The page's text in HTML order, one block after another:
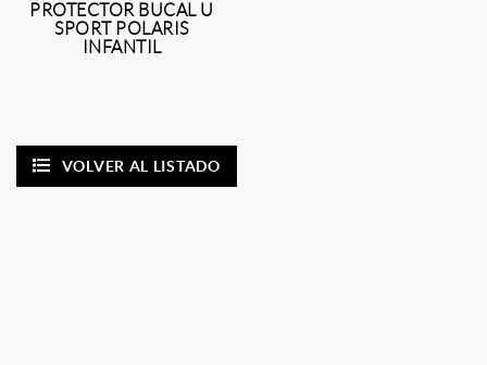
PROTECTOR BUCAL U
SPORT POLARIS
INFANTIL
VOLVER AL LISTADO